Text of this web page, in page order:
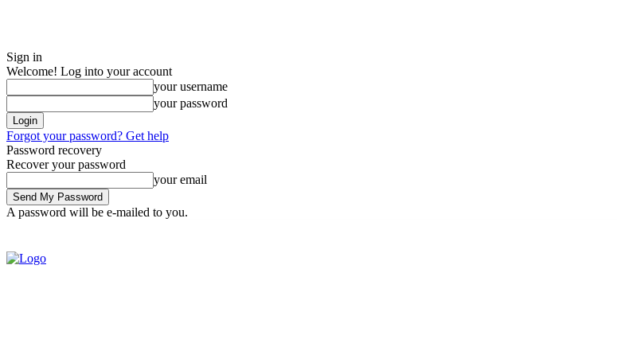
Sign in
Welcome! Log into your account
your username
your password
Forgot your password? Get help
Password recovery
Recover your password
your email
A password will be e-mailed to you.